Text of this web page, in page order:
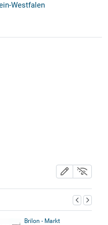
Westfalen
Brilon - Markt